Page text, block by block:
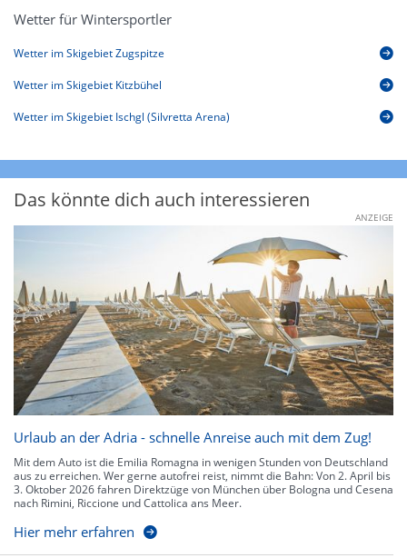
Wetter für Wintersportler
Wetter im Skigebiet Zugspitze
Wetter im Skigebiet Kitzbühel
Wetter im Skigebiet Ischgl (Silvretta Arena)
Das könnte dich auch interessieren
ANZEIGE
Urlaub an der Adria - schnelle Anreise auch mit dem Zug!
Mit dem Auto ist die Emilia Romagna in wenigen Stunden von Deutschland
aus zu erreichen. Wer gerne autofrei reist, nimmt die Bahn: Von 2. April bis
3. Oktober 2026 fahren Direktzüge von München über Bologna und Cesena
nach Rimini, Riccione und Cattolica ans Meer.
Hier mehr erfahren